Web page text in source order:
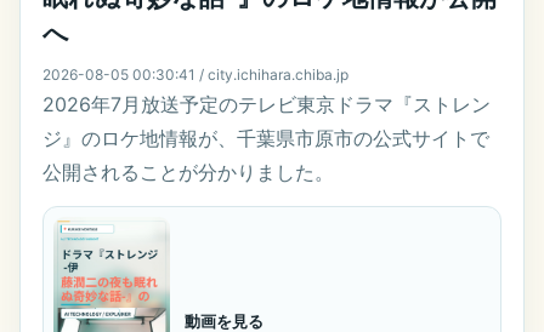
へ
2026-08-05 00:30:41 / city.ichihara.chiba.jp
2026年7月放送予定のテレビ東京ドラマ『ストレン
ジ』のロケ地情報が、千葉県市原市の公式サイトで
公開されることが分かりました。
動画を見る